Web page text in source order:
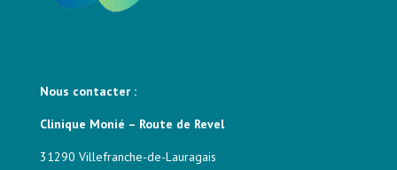
Nous contacter :
Clinique Monié – Route de Revel
31290 Villefranche-de-Lauragais